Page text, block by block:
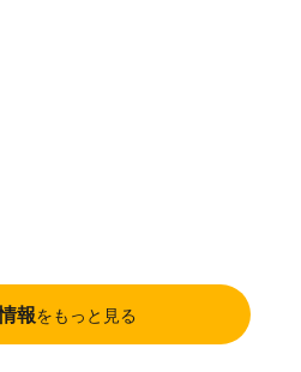
報をもっと見る